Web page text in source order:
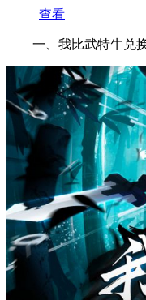
查看
一、我比武特牛兑换